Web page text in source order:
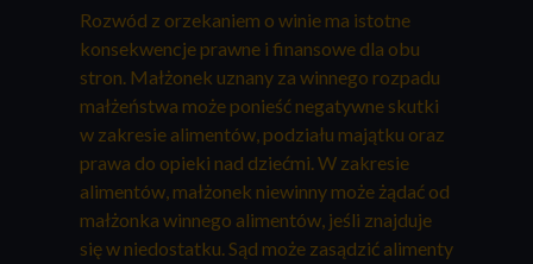
Rozwód z orzekaniem o winie ma istotne
konsekwencje prawne i finansowe dla obu
stron. Małżonek uznany za winnego rozpadu
małżeństwa może ponieść negatywne skutki
w zakresie alimentów, podziału majątku oraz
prawa do opieki nad dziećmi. W zakresie
alimentów, małżonek niewinny może żądać od
małżonka winnego alimentów, jeśli znajduje
się w niedostatku. Sąd może zasądzić alimenty